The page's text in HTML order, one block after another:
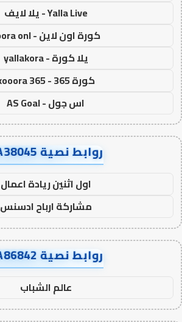
Yalla Live - يلا لايف
كورة اون لاين - koora onl
يلا كورة - yallakora
كورة 365 - kooora 365
اس جول - AS Goal
روابط نصية AA38045
اول اثنين ريادة اعمال
مشاركة ارباح ادسنس
روابط نصية AA86842
عالم الشباب